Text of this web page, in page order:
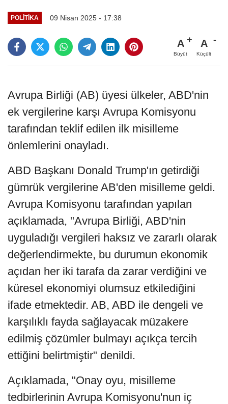
POLITIKA 09 Nisan 2025 - 17:38
A
Büyüt
A
Küçült
Avrupa Birliği (AB) üyesi ülkeler, ABD'nin
ek vergilerine karşı Avrupa Komisyonu
tarafından teklif edilen ilk misilleme
önlemlerini onayladı.
ABD Başkanı Donald Trump'ın getirdiği
gümrük vergilerine AB'den misilleme geldi.
Avrupa Komisyonu tarafından yapılan
açıklamada, "Avrupa Birliği, ABD'nin
uyguladığı vergileri haksız ve zararlı olarak
değerlendirmekte, bu durumun ekonomik
açıdan her iki tarafa da zarar verdiğini ve
küresel ekonomiyi olumsuz etkilediğini
ifade etmektedir. AB, ABD ile dengeli ve
karşılıklı fayda sağlayacak müzakere
edilmiş çözümler bulmayı açıkça tercih
ettiğini belirtmiştir" denildi.
Açıklamada, "Onay oyu, misilleme
tedbirlerinin Avrupa Komisyonu'nun iç